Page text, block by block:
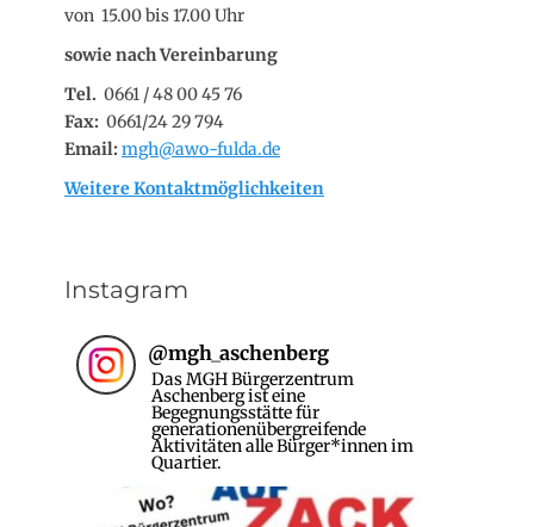
von 15.00 bis 17.00 Uhr
sowie nach Vereinbarung
Tel. 0661 / 48 00 45 76
Fax: 0661/24 29 794
Email: mgh@awo-fulda.de
Weitere Kontaktmöglichkeiten
Instagram
@mgh_aschenberg
Das MGH Bürgerzentrum
Aschenberg ist eine
Begegnungsstätte für
generationenübergreifende
Aktivitäten alle Bürger*innen im
Quartier.